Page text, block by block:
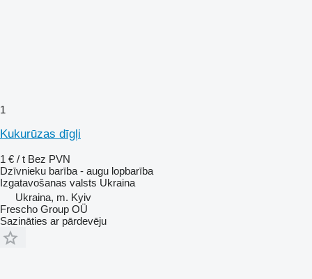
1
Kukurūzas dīgļi
1 € / t Bez PVN
Dzīvnieku barība - augu lopbarība
Izgatavošanas valsts Ukraina
Ukraina, m. Kyiv
Frescho Group OÜ
Sazināties ar pārdevēju